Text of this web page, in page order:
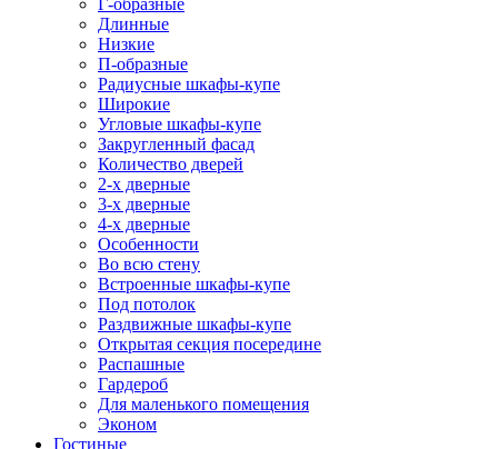
Г-образные
Длинные
Низкие
П-образные
Радиусные шкафы-купе
Широкие
Угловые шкафы-купе
Закругленный фасад
Количество дверей
2-х дверные
3-х дверные
4-х дверные
Особенности
Во всю стену
Встроенные шкафы-купе
Под потолок
Раздвижные шкафы-купе
Открытая секция посередине
Распашные
Гардероб
Для маленького помещения
Эконом
Гостиные